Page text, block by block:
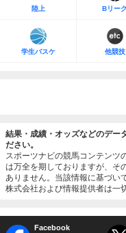
陸上 Bリー
学生バスケ 他競技
結果・成績・オッズなどのデー
ださい。
スポーツナビの競馬コンテンツ
は万全を期しておりますが、そ
ありません。当該情報に基づい
株式会社および情報提供者は一
Facebook